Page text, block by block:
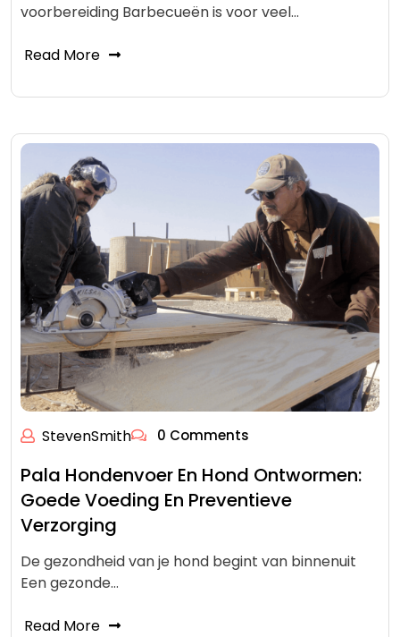
voorbereiding Barbecueën is voor veel…
Read More
StevenSmith 0 Comments
Pala Hondenvoer En Hond Ontwormen:
Goede Voeding En Preventieve
Verzorging
De gezondheid van je hond begint van binnenuit
Een gezonde…
Read More